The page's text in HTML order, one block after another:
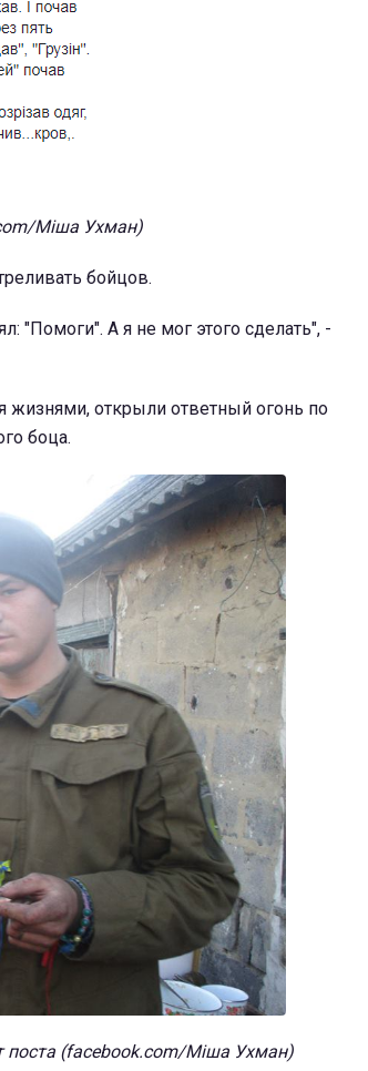
Міша Ухман)
бойцов.
"Помоги". А я не мог этого сделать", -
открыли ответный огонь по
боца.
(facebook.com/Міша Ухман)